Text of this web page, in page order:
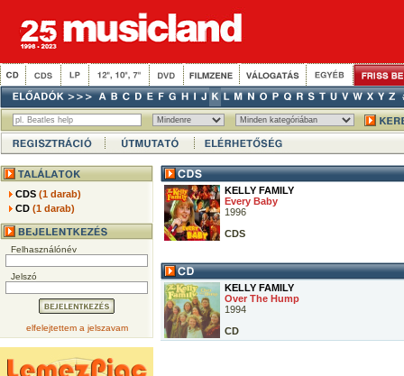
CDS(1 darab)
CD(1 darab)
Felhasználónév
Jelszó
elfelejtettem a jelszavam
KELLY FAMILY
Every Baby
1996
CDS
KELLY FAMILY
Over The Hump
1994
CD